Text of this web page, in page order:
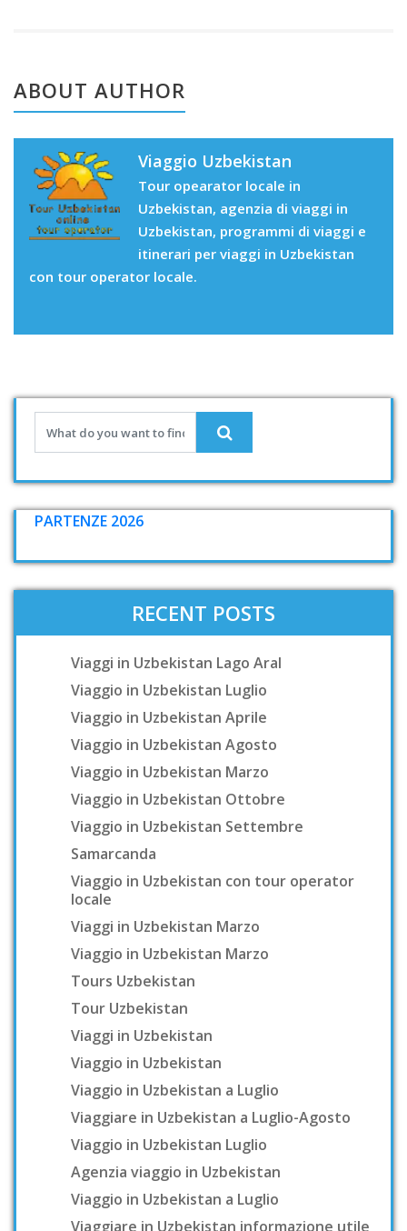
ABOUT AUTHOR
Viaggio Uzbekistan
Tour opearator locale in
Uzbekistan, agenzia di viaggi in
Uzbekistan, programmi di viaggi e
itinerari per viaggi in Uzbekistan
con tour operator locale.
PARTENZE 2026
RECENT POSTS
Viaggi in Uzbekistan Lago Aral
Viaggio in Uzbekistan Luglio
Viaggio in Uzbekistan Aprile
Viaggio in Uzbekistan Agosto
Viaggio in Uzbekistan Marzo
Viaggio in Uzbekistan Ottobre
Viaggio in Uzbekistan Settembre
Samarcanda
Viaggio in Uzbekistan con tour operator
locale
Viaggi in Uzbekistan Marzo
Viaggio in Uzbekistan Marzo
Tours Uzbekistan
Tour Uzbekistan
Viaggi in Uzbekistan
Viaggio in Uzbekistan
Viaggio in Uzbekistan a Luglio
Viaggiare in Uzbekistan a Luglio-Agosto
Viaggio in Uzbekistan Luglio
Agenzia viaggio in Uzbekistan
Viaggio in Uzbekistan a Luglio
Viaggiare in Uzbekistan informazione utile